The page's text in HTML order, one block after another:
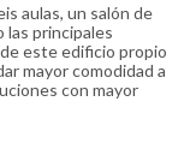
aulas, un salón de
las principales
este edificio propio
mayor comodidad a
con mayor